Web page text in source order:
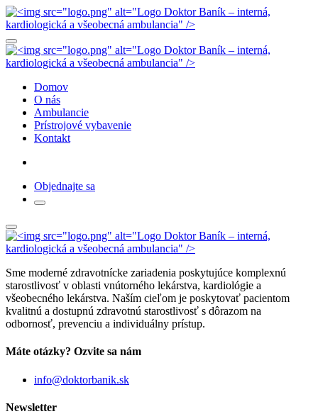
Domov
O nás
Ambulancie
Prístrojové vybavenie
Kontakt
Objednajte sa
Sme moderné zdravotnícke zariadenia poskytujúce komplexnú
starostlivosť v oblasti vnútorného lekárstva, kardiológie a
všeobecného lekárstva. Naším cieľom je poskytovať pacientom
kvalitnú a dostupnú zdravotnú starostlivosť s dôrazom na
odbornosť, prevenciu a individuálny prístup.
Máte otázky? Ozvite sa nám
info@doktorbanik.sk
Newsletter